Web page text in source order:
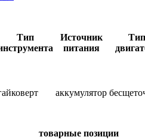
Тип
Источник
питания
Тип
аккумулятор
товарные позиции